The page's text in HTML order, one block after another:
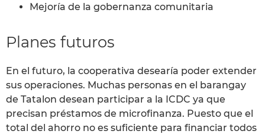
Mejoría de la gobernanza comunitaria
Planes futuros
En el futuro, la cooperativa desearía poder extender
sus operaciones. Muchas personas en el barangay
de Tatalon desean participar a la ICDC ya que
precisan préstamos de microfinanza. Puesto que el
total del ahorro no es suficiente para financiar todos